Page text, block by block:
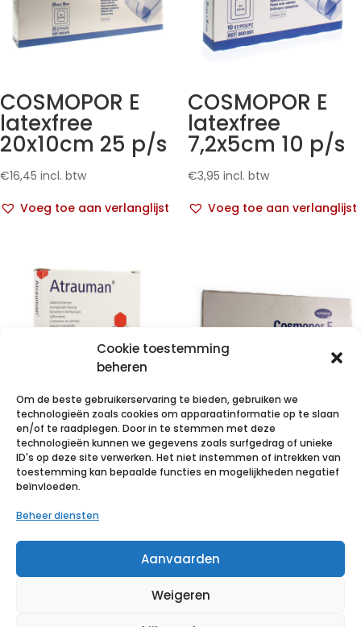
Cookie toestemming
beheren
Om de beste gebruikerservaring te bieden, gebruiken we
technologieën zoals cookies om apparaatinformatie op te slaan
en/of te raadplegen. Door in te stemmen met deze
technologieën kunnen we gegevens zoals surfgedrag of unieke
ID's op deze site verwerken. Het niet instemmen of intrekken van
toestemming kan bepaalde functies en mogelijkheden negatief
beïnvloeden.
Beheer diensten
Aanvaarden
Weigeren
COSMOPOR E
latexfree
20x10cm 25 p/s
€16,45 incl. btw
Voeg toe aan verlanglijst
COSMOPOR E
latexfree
7,2x5cm 10 p/s
€3,95 incl. btw
Voeg toe aan verlanglijst
ATRAUMAN
5x5cm st. 10 p/s
Voeg toe aan verlanglijst
COSMOPOR E
latexfree
Voeg toe aan verlanglijst